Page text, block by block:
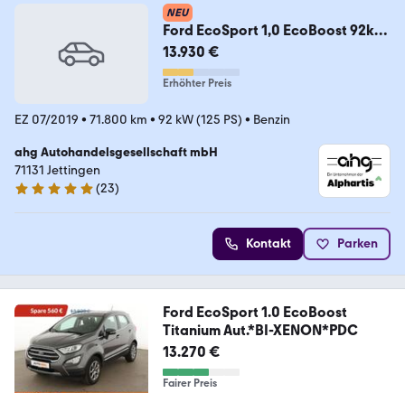
NEU
Ford EcoSport 1,0 EcoBoost 92kW
ST-Line Bluetooth PDC
13.930 €
Erhöhter Preis
EZ 07/2019 • 71.800 km • 92 kW (125 PS) • Benzin
ahg Autohandelsgesellschaft mbH
71131 Jettingen
5 Sterne
(23)
Kontakt Parken
Ford EcoSport 1.0 EcoBoost
Titanium Aut.*BI-XENON*PDC
13.270 €
Fairer Preis